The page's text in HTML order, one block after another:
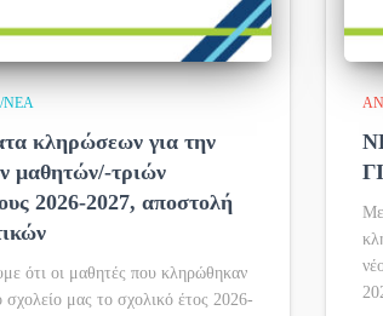
ΝΈΑ
κληρώσεων για την
μαθητών/-τριών
2026-2027, αποστολή
ότι οι μαθητές που κληρώθηκαν
σχολείο μας το σχολικό έτος 2026-